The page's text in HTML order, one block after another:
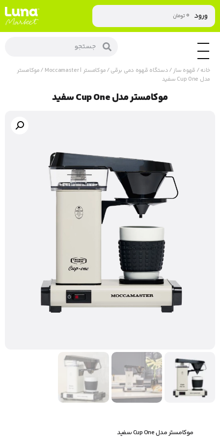
ورود ۰تومان
خانه/ قهوه ساز/دستگاه قهوه دمی برقی/موکامستر | Moccamaster
/ موکامستر
مدل Cup One سفید
موکامستر مدل Cup One سفید
موکامستر مدل Cup One سفید